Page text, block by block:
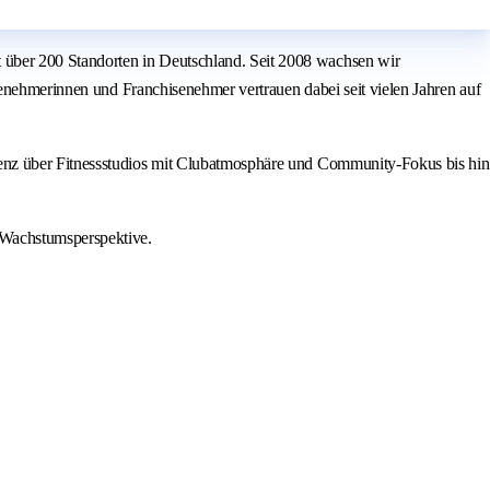
200 Standorten in Deutschland. Seit 2008 wachsen wir
und Franchisenehmer vertrauen dabei seit vielen Jahren auf
über Fitnessstudios mit Clubatmosphäre und Community-Fokus bis hin